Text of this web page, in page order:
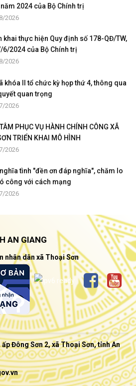
2024 của Bộ Chính trị
2026
khai thực hiện Quy định số 178-QĐ/TW,
6/2024 của Bộ Chính trị
2026
khóa II tổ chức kỳ họp thứ 4, thông qua
quan trọng
2026
PHỤC VỤ HÀNH CHÍNH CÔNG XÃ
TRIỂN KHAI MÔ HÌNH
2026
tình "đền ơn đáp nghĩa", chăm lo
công với cách mạng
2026
AN GIANG
nhân dân xã Thoại Sơn
Đông Sơn 2, xã Thoại Sơn, tỉnh An